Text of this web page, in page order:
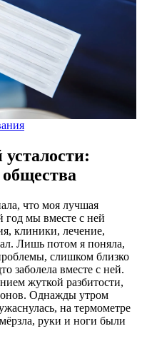
общества
что моя лучшая
год мы вместе с ней
клиники, лечение,
Лишь потом я поняла,
слишком близко
заболела вместе с ней.
жуткой разбитости,
Однажды утром
на термометре
руки и ноги были